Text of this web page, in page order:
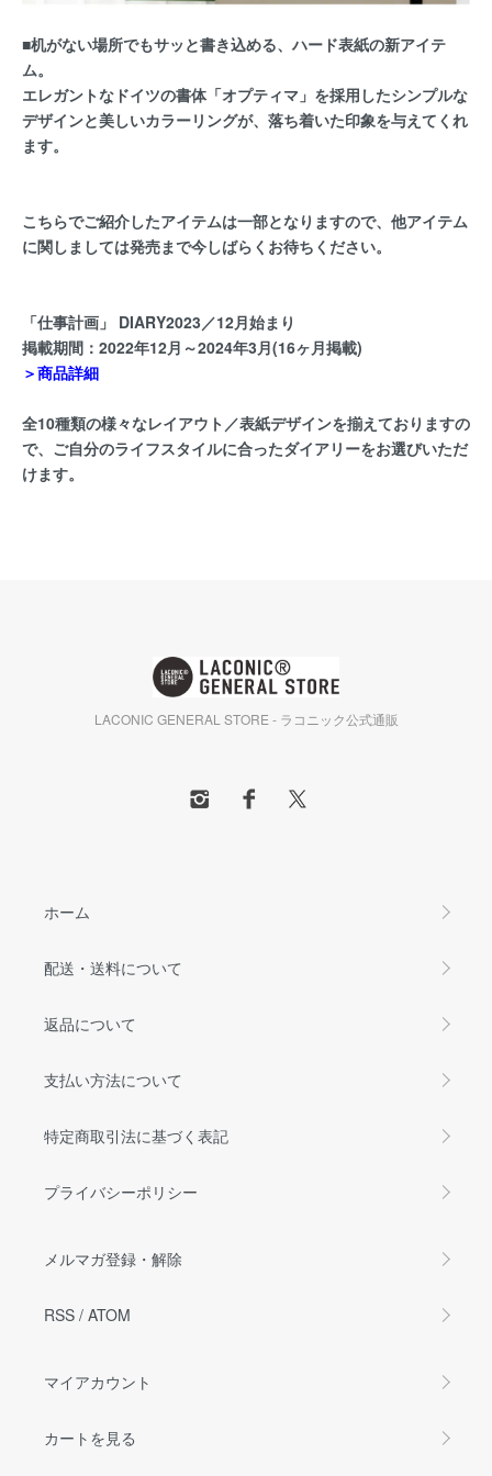
■机がない場所でもサッと書き込める、ハード表紙の新アイテ
ム。
エレガントなドイツの書体「オプティマ」を採用したシンプルな
デザインと美しいカラーリングが、落ち着いた印象を与えてくれ
ます。
こちらでご紹介したアイテムは一部となりますので、他アイテム
に関しましては発売まで今しばらくお待ちください。
「仕事計画」 DIARY2023／12月始まり
掲載期間：2022年12月～2024年3月(16ヶ月掲載)
＞商品詳細
全10種類の様々なレイアウト／表紙デザインを揃えておりますの
で、ご自分のライフスタイルに合ったダイアリーをお選びいただ
けます。
LACONIC GENERAL STORE - ラコニック公式通販
ホーム
配送・送料について
返品について
支払い方法について
特定商取引法に基づく表記
プライバシーポリシー
メルマガ登録・解除
RSS / ATOM
マイアカウント
カートを見る